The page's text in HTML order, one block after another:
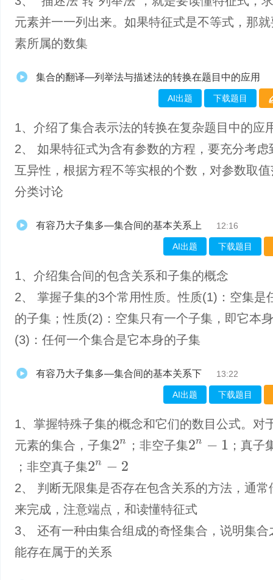
元素并一一列出来。如果特征式是不等式，那
素所属的数集
集合的翻译—列举法与描述法的转换在题目中的应用
AI出题 下载题目
1、介绍了集合表示法的转换在复杂题目中的应
2、 如果特征式为含有参数的方程，要充分考虑
互异性，根据方程不等实根的个数，对参数取
分类讨论
有容乃大子集多—集合间的基本关系上 12:16
AI出题 下载题目
1、介绍集合间的包含关系和子集的概念
2、 掌握子集的3个常用性质。性质(1)：空集是
的子集；性质(2)：空集只有一个子集，即它本
(3)：任何一个集合是它本身的子集
有容乃大子集多—集合间的基本关系下 13:22
AI出题 下载题目
1、掌握特殊子集的概念和它们的数目公式。对
元素的集合，子集2n ；非空子集2n−
；真子
；非空真子集2n−
2、 判断无限集是否存在包含关系的方法，通常
来完成，注意端点，和读懂特征式
3、 还有一种由集合组成的奇怪集合，说明集合
能存在属于的关系